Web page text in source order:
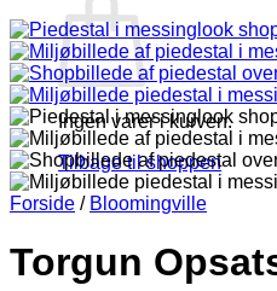
Ingen varer i kurven.
Tilbage til shoppen
Forside / Bloomingville
Torgun